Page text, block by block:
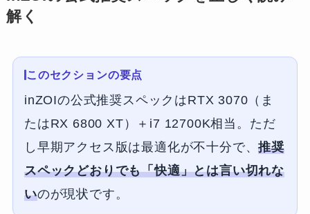
解く
このセクションの要点
inZOIの公式推奨スペックはRTX 3070（ま
たはRX 6800 XT）＋i7 12700K相当。ただ
し早期アクセス版は最適化が不十分で、推奨
スペックどおりでも「快適」とは言い切れな
いのが現状です。